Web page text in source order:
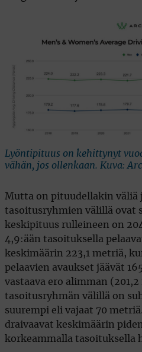
Lyöntipituus on kehittynyt
vähän, jos ollenkaan. Kuva:
Mutta on pituudellakin väliä
tasoitusryhmien välillä ovat
keskipituus rulleineen on
4,9:ään tasoituksella
keskimäärin 223,1 metriä,
pelaavien avaukset jäävät
vastaava ero alimman
tasoitusryhmän välillä on
suurempi eli vajaat 70
draivaavat keskimäärin
korkeammalla tasoituksella